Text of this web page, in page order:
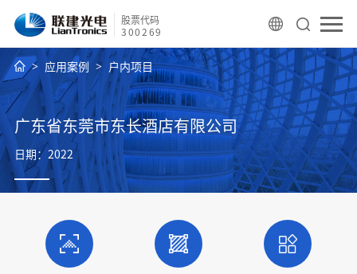
股票代码
300269
应用案例 户内项目
广东省东莞市东长酒店有限公司
日期：2022